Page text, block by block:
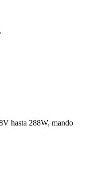
hasta 288W, mando